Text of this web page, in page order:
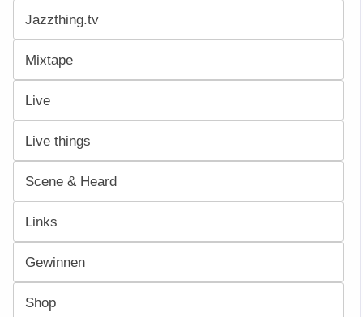
Jazzthing.tv
Mixtape
Live
Live things
Scene & Heard
Links
Gewinnen
Shop